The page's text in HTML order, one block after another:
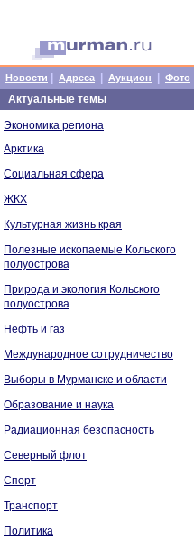
Новости Адреса Аукцион Фото
Актуальные темы
Экономика региона
Арктика
Социальная сфера
ЖКХ
Культурная жизнь края
Полезные ископаемые Кольского
полуострова
Природа и экология Кольского
полуострова
Нефть и газ
Международное сотрудничество
Выборы в Мурманске и области
Образование и наука
Радиационная безопасность
Северный флот
Спорт
Транспорт
Политика